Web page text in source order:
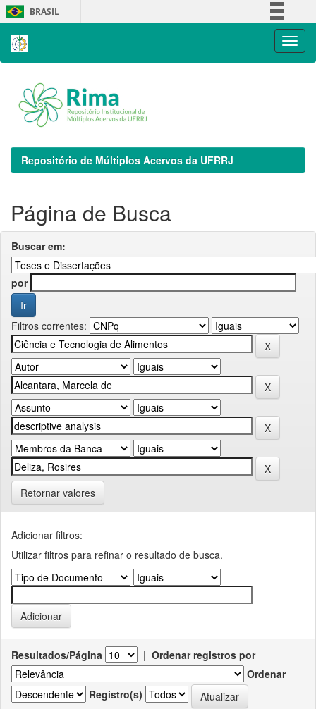
Skip
navigation
BRASIL
Repositório de Múltiplos Acervos da UFRRJ
Página de Busca
Buscar em:
por
Filtros correntes:
Retornar valores
Adicionar filtros:
Utilizar filtros para refinar o resultado de busca.
Resultados/Página | Ordenar registros por
Ordenar
Registro(s)